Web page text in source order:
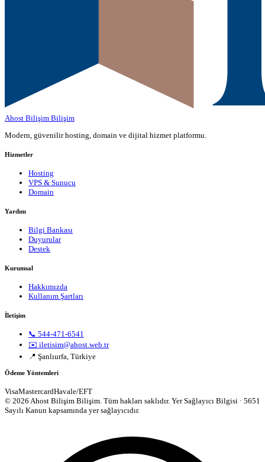
Ahost Bilişim Bilişim
Modern, güvenilir hosting, domain ve dijital hizmet platformu.
Hizmetler
Hosting
VPS & Sunucu
Domain
Yardım
Bilgi Bankası
Duyurular
Destek
Kurumsal
Hakkımızda
Kullanım Şartları
İletişim
📞 544-471-6541
✉️ iletisim@ahost.web.tr
📍 Şanlıurfa, Türkiye
Ödeme Yöntemleri
VisaMastercardHavale/EFT
© 2026 Ahost Bilişim Bilişim. Tüm hakları saklıdır. Yer Sağlayıcı Bilgisi · 5651
Sayılı Kanun kapsamında yer sağlayıcıdır.